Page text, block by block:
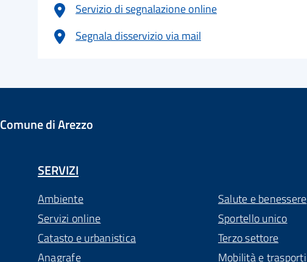
Servizio di segnalazione online
Segnala disservizio via mail
Comune di Arezzo
SERVIZI
Ambiente
Servizi online
Catasto e urbanistica
Anagrafe
Salute e benessere
Sportello unico
Terzo settore
Mobilità e trasporti